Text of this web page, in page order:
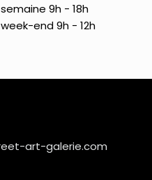
semaine 9h - 18h
end 9h - 12h
art-galerie.com